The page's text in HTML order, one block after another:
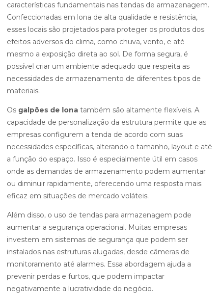
características fundamentais nas tendas de armazenagem.
Confeccionadas em lona de alta qualidade e resistência,
esses locais são projetados para proteger os produtos dos
efeitos adversos do clima, como chuva, vento, e até
mesmo a exposição direta ao sol. De forma segura, é
possível criar um ambiente adequado que respeita as
necessidades de armazenamento de diferentes tipos de
materiais.
Os galpões de lona também são altamente flexíveis. A
capacidade de personalização da estrutura permite que as
empresas configurem a tenda de acordo com suas
necessidades específicas, alterando o tamanho, layout e até
a função do espaço. Isso é especialmente útil em casos
onde as demandas de armazenamento podem aumentar
ou diminuir rapidamente, oferecendo uma resposta mais
eficaz em situações de mercado voláteis.
Além disso, o uso de tendas para armazenagem pode
aumentar a segurança operacional. Muitas empresas
investem em sistemas de segurança que podem ser
instalados nas estruturas alugadas, desde câmeras de
monitoramento até alarmes. Essa abordagem ajuda a
prevenir perdas e furtos, que podem impactar
negativamente a lucratividade do negócio.